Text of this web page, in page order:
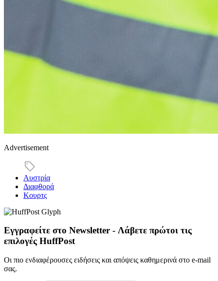
Advertisement
Αυστρία
Διαφθορά
Κουρτς
Εγγραφείτε στο Newsletter - Λάβετε πρώτοι τις
επιλογές HuffPost
Οι πιο ενδιαφέρουσες ειδήσεις και απόψεις καθημερινά στο e-mail
σας.